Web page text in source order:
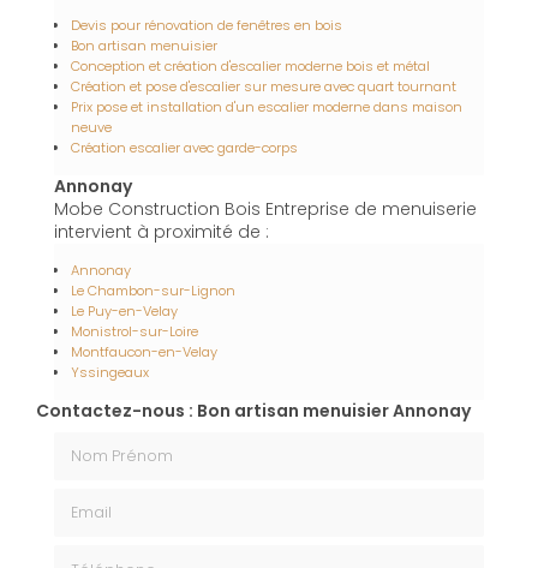
Devis pour rénovation de fenêtres en bois
Bon artisan menuisier
Conception et création d'escalier moderne bois et métal
Création et pose d'escalier sur mesure avec quart tournant
Prix pose et installation d'un escalier moderne dans maison
neuve
Création escalier avec garde-corps
Annonay
Mobe Construction Bois Entreprise de menuiserie
intervient à proximité de :
Annonay
Le Chambon-sur-Lignon
Le Puy-en-Velay
Monistrol-sur-Loire
Montfaucon-en-Velay
Yssingeaux
Contactez-nous : Bon artisan menuisier Annonay